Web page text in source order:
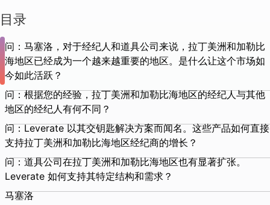
目录
问：马塞洛，对于经纪人和道具公司来说，拉丁美洲和加勒比
海地区已经成为一个越来越重要的地区。是什么让这个市场如
今如此活跃？
问：根据您的经验，拉丁美洲和加勒比海地区的经纪人与其他
地区的经纪人有何不同？
问：Leverate 以其交钥匙解决方案而闻名。这些产品如何直接
支持拉丁美洲和加勒比海地区经纪商的增长？
问：道具公司在拉丁美洲和加勒比海地区也有显著扩张。
Leverate 如何支持其特定结构和需求？
马塞洛